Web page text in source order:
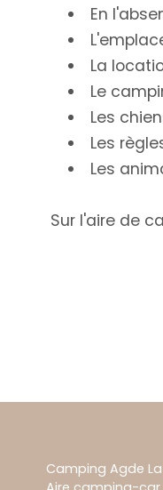
En
La
Le
Les
Les
Les
Sur l'aire de
Camping Agde